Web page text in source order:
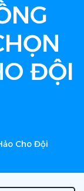
ĐỘI
Cho Đội